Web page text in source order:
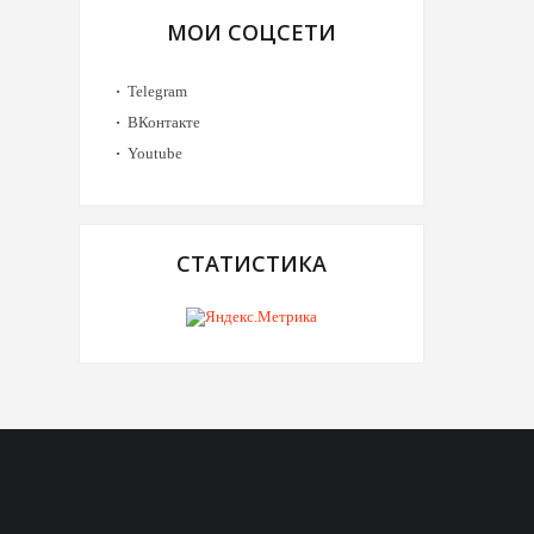
МОИ СОЦСЕТИ
Telegram
ВКонтакте
Youtube
СТАТИСТИКА